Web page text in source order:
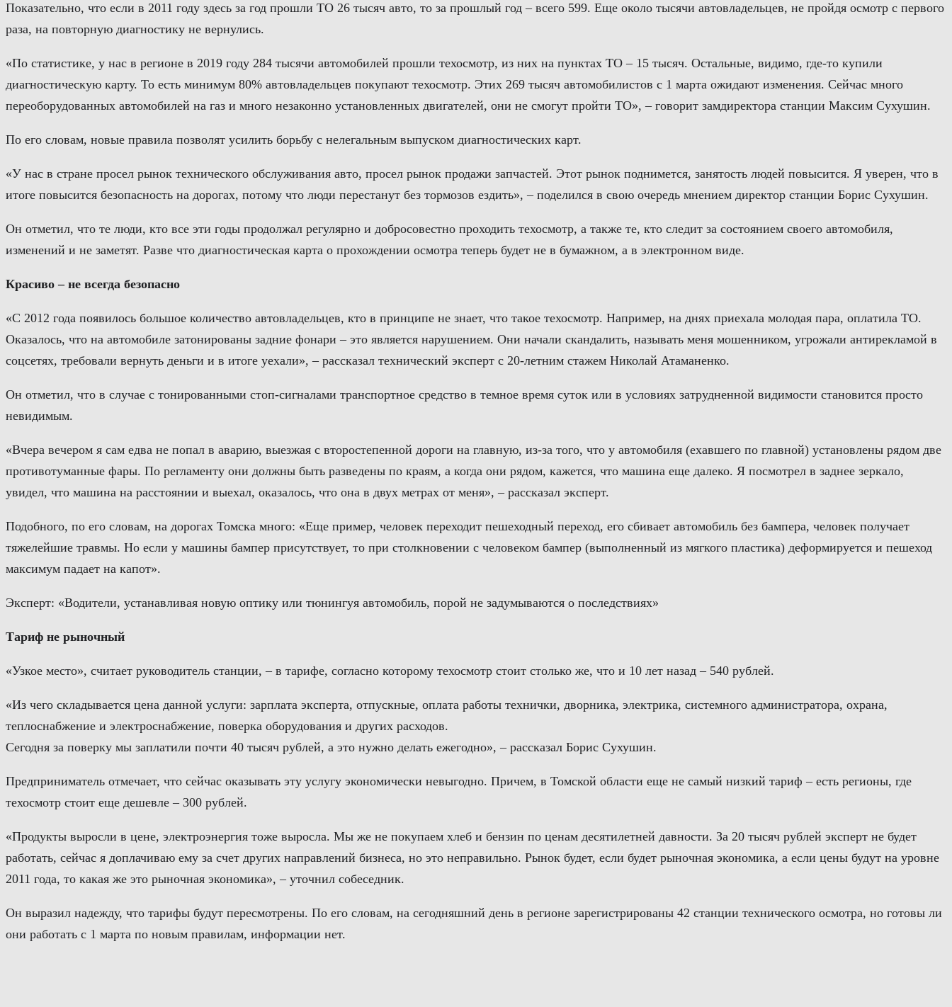
Показательно, что если в 2011 году здесь за год прошли ТО 26 тысяч авто, то за прошлый год – всего 599. Еще около тысячи автовладельцев, не пройдя осмотр с первого
раза, на повторную диагностику не вернулись.
«По статистике, у нас в регионе в 2019 году 284 тысячи автомобилей прошли техосмотр, из них на пунктах ТО – 15 тысяч. Остальные, видимо, где-то купили
диагностическую карту. То есть минимум 80% автовладельцев покупают техосмотр. Этих 269 тысяч автомобилистов с 1 марта ожидают изменения. Сейчас много
переоборудованных автомобилей на газ и много незаконно установленных двигателей, они не смогут пройти ТО», – говорит замдиректора станции Максим Сухушин.
По его словам, новые правила позволят усилить борьбу с нелегальным выпуском диагностических карт.
«У нас в стране просел рынок технического обслуживания авто, просел рынок продажи запчастей. Этот рынок поднимется, занятость людей повысится. Я уверен, что в
итоге повысится безопасность на дорогах, потому что люди перестанут без тормозов ездить», – поделился в свою очередь мнением директор станции Борис Сухушин.
Он отметил, что те люди, кто все эти годы продолжал регулярно и добросовестно проходить техосмотр, а также те, кто следит за состоянием своего автомобиля,
изменений и не заметят. Разве что диагностическая карта о прохождении осмотра теперь будет не в бумажном, а в электронном виде.
Красиво – не всегда безопасно
«С 2012 года появилось большое количество автовладельцев, кто в принципе не знает, что такое техосмотр. Например, на днях приехала молодая пара, оплатила ТО.
Оказалось, что на автомобиле затонированы задние фонари – это является нарушением. Они начали скандалить, называть меня мошенником, угрожали антирекламой в
соцсетях, требовали вернуть деньги и в итоге уехали», – рассказал технический эксперт с 20-летним стажем Николай Атаманенко.
Он отметил, что в случае с тонированными стоп-сигналами транспортное средство в темное время суток или в условиях затрудненной видимости становится просто
невидимым.
«Вчера вечером я сам едва не попал в аварию, выезжая с второстепенной дороги на главную, из-за того, что у автомобиля (ехавшего по главной) установлены рядом две
противотуманные фары. По регламенту они должны быть разведены по краям, а когда они рядом, кажется, что машина еще далеко. Я посмотрел в заднее зеркало,
увидел, что машина на расстоянии и выехал, оказалось, что она в двух метрах от меня», – рассказал эксперт.
Подобного, по его словам, на дорогах Томска много: «Еще пример, человек переходит пешеходный переход, его сбивает автомобиль без бампера, человек получает
тяжелейшие травмы. Но если у машины бампер присутствует, то при столкновении с человеком бампер (выполненный из мягкого пластика) деформируется и пешеход
максимум падает на капот».
Эксперт: «Водители, устанавливая новую оптику или тюнингуя автомобиль, порой не задумываются о последствиях»
Тариф не рыночный
«Узкое место», считает руководитель станции, – в тарифе, согласно которому техосмотр стоит столько же, что и 10 лет назад – 540 рублей.
«Из чего складывается цена данной услуги: зарплата эксперта, отпускные, оплата работы технички, дворника, электрика, системного администратора, охрана,
теплоснабжение и электроснабжение, поверка оборудования и других расходов.
Сегодня за поверку мы заплатили почти 40 тысяч рублей, а это нужно делать ежегодно», – рассказал Борис Сухушин.
Предприниматель отмечает, что сейчас оказывать эту услугу экономически невыгодно. Причем, в Томской области еще не самый низкий тариф – есть регионы, где
техосмотр стоит еще дешевле – 300 рублей.
«Продукты выросли в цене, электроэнергия тоже выросла. Мы же не покупаем хлеб и бензин по ценам десятилетней давности. За 20 тысяч рублей эксперт не будет
работать, сейчас я доплачиваю ему за счет других направлений бизнеса, но это неправильно. Рынок будет, если будет рыночная экономика, а если цены будут на уровне
2011 года, то какая же это рыночная экономика», – уточнил собеседник.
Он выразил надежду, что тарифы будут пересмотрены. По его словам, на сегодняшний день в регионе зарегистрированы 42 станции технического осмотра, но готовы ли
они работать с 1 марта по новым правилам, информации нет.